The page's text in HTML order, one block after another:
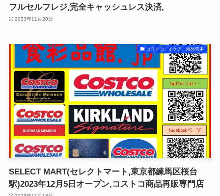
フルセルフレジ,完全キャッシュレス決済,
2023年11月20日
コストコ、イケア、海外資本
SELECT MART(セレクトマート,東京都練馬区桜台
駅)2023年12月5日オープン,コストコ商品再販専門店